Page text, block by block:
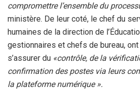
compromettre l’ensemble du
ministère. De leur coté, le chef du
humaines de la direction de
gestionnaires et chefs de bureau, ont
s’assurer du «contrôle, de la
confirmation des postes via leurs
la plateforme numérique ».